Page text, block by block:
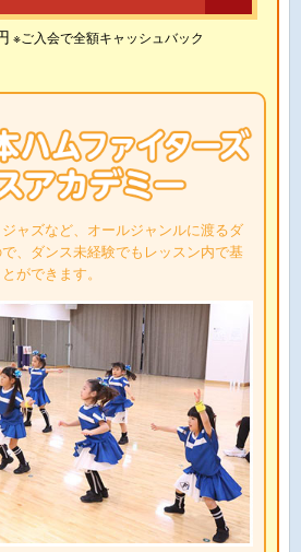
※ご入会で全額キャッシュバック
ャズなど、オールジャンルに渡るダ
、ダンス未経験でもレッスン内で基
ができます。